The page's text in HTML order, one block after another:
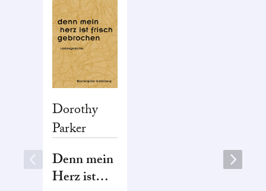
Dorothy
Parker
Denn mein
Herz ist